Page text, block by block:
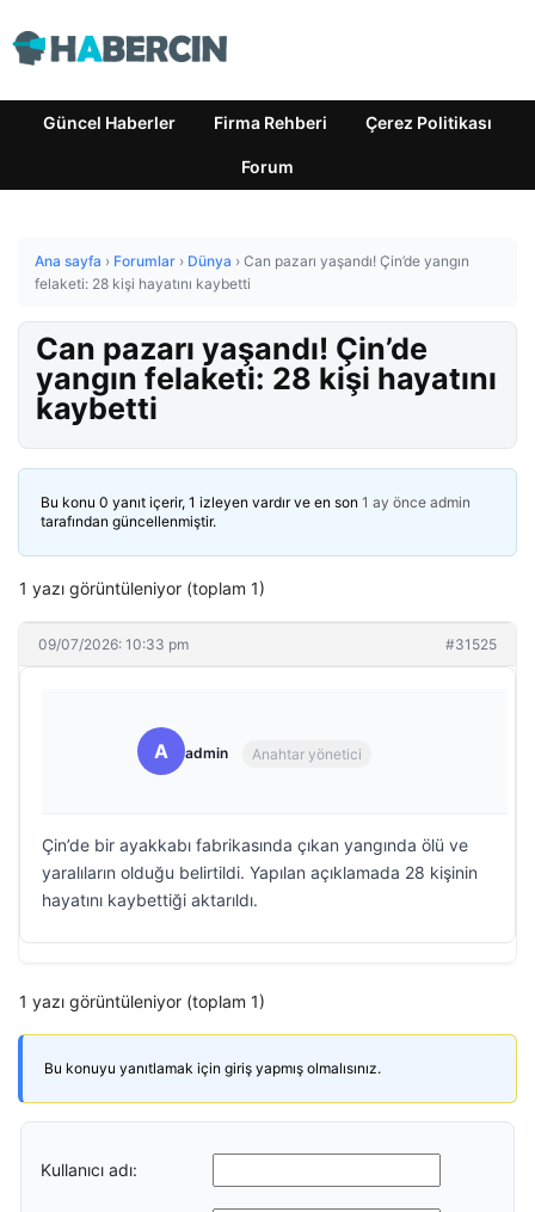
Güncel Haberler Firma Rehberi Çerez Politikası
Forum
Ana sayfa › Forumlar › Dünya › Can pazarı yaşandı! Çin’de yangın
felaketi: 28 kişi hayatını kaybetti
Can pazarı yaşandı! Çin’de
yangın felaketi: 28 kişi hayatını
kaybetti
Bu konu 0 yanıt içerir, 1 izleyen vardır ve en son 1 ay önce admin
tarafından güncellenmiştir.
1 yazı görüntüleniyor (toplam 1)
09/07/2026: 10:33 pm #31525
A admin Anahtar yönetici
Çin’de bir ayakkabı fabrikasında çıkan yangında ölü ve
yaralıların olduğu belirtildi. Yapılan açıklamada 28 kişinin
hayatını kaybettiği aktarıldı.
1 yazı görüntüleniyor (toplam 1)
Bu konuyu yanıtlamak için giriş yapmış olmalısınız.
Kullanıcı adı: